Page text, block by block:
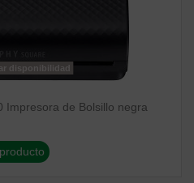
disponibilidad
Impresora de Bolsillo negra